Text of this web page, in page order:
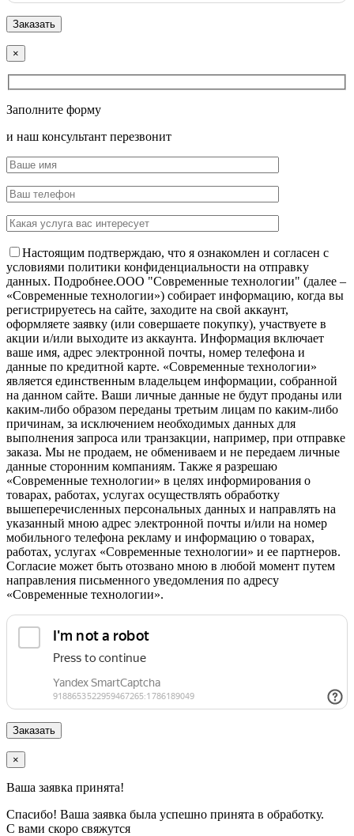
×
Заполните форму
и наш консультант перезвонит
Настоящим подтверждаю, что я ознакомлен и согласен с
условиями политики конфиденциальности на отправку
данных. Подробнее.OOO "Современные технологии" (далее –
«Современные технологии») собирает информацию, когда вы
регистрируетесь на сайте, заходите на свой аккаунт,
оформляете заявку (или совершаете покупку), участвуете в
акции и/или выходите из аккаунта. Информация включает
ваше имя, адрес электронной почты, номер телефона и
данные по кредитной карте. «Современные технологии»
является единственным владельцем информации, собранной
на данном сайте. Ваши личные данные не будут проданы или
каким-либо образом переданы третьим лицам по каким-либо
причинам, за исключением необходимых данных для
выполнения запроса или транзакции, например, при отправке
заказа. Мы не продаем, не обмениваем и не передаем личные
данные сторонним компаниям. Также я разрешаю
«Современные технологии» в целях информирования о
товарах, работах, услугах осуществлять обработку
вышеперечисленных персональных данных и направлять на
указанный мною адрес электронной почты и/или на номер
мобильного телефона рекламу и информацию о товарах,
работах, услугах «Современные технологии» и ее партнеров.
Согласие может быть отозвано мною в любой момент путем
направления письменного уведомления по адресу
«Современные технологии».
×
Ваша заявка принята!
Спасибо! Ваша заявка была успешно принята в обработку.
С вами скоро свяжутся